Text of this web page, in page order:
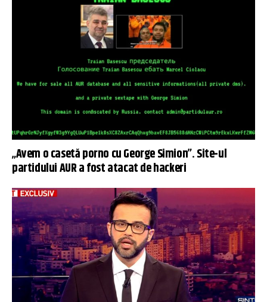
„Avem o casetă porno cu George Simion”. Site-ul
partidului AUR a fost atacat de hackeri